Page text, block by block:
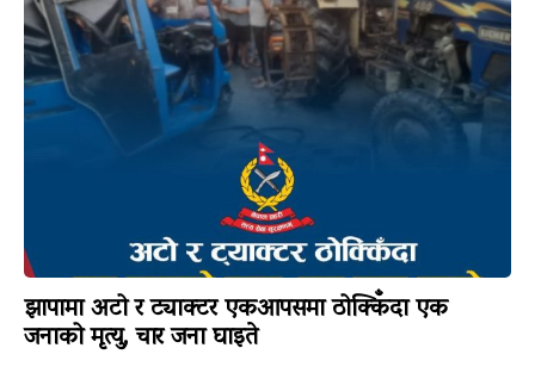
झापामा अटो र ट्याक्टर एकआपसमा ठोक्किँदा एक
जनाको मृत्यु, चार जना घाइते